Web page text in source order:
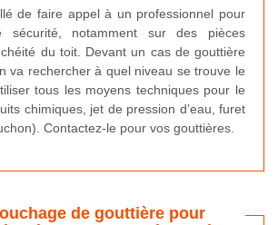
de faire appel à un professionnel pour
sécurité, notamment sur des pièces
du toit. Devant un cas de gouttière
va rechercher à quel niveau se trouve le
tous les moyens techniques pour le
chimiques, jet de pression d’eau, furet
Contactez-le pour vos gouttières.
de gouttière pour